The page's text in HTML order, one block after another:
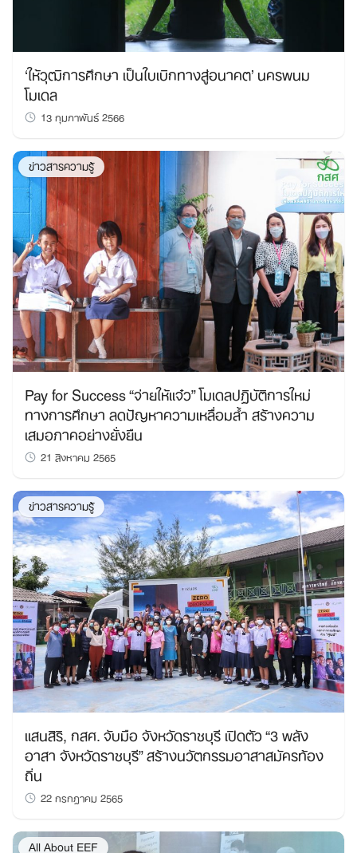
‘ให้วุฒิการศึกษา เป็นใบเบิกทางสู่อนาคต’ นครพนม
โมเดล
13 กุมภาพันธ์ 2566
ข่าวสารความรู้
Pay for Success “จ่ายให้แจ๋ว” โมเดลปฏิบัติการใหม่
ทางการศึกษา ลดปัญหาความเหลื่อมล้ำ สร้างความ
เสมอภาคอย่างยั่งยืน
21 สิงหาคม 2565
ข่าวสารความรู้
แสนสิริ, กสศ. จับมือ จังหวัดราชบุรี เปิดตัว “3 พลัง
อาสา จังหวัดราชบุรี” สร้างนวัตกรรมอาสาสมัครท้อง
ถิ่น
22 กรกฎาคม 2565
All About EEF